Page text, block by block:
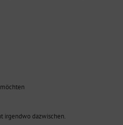
irgendwo dazwischen.